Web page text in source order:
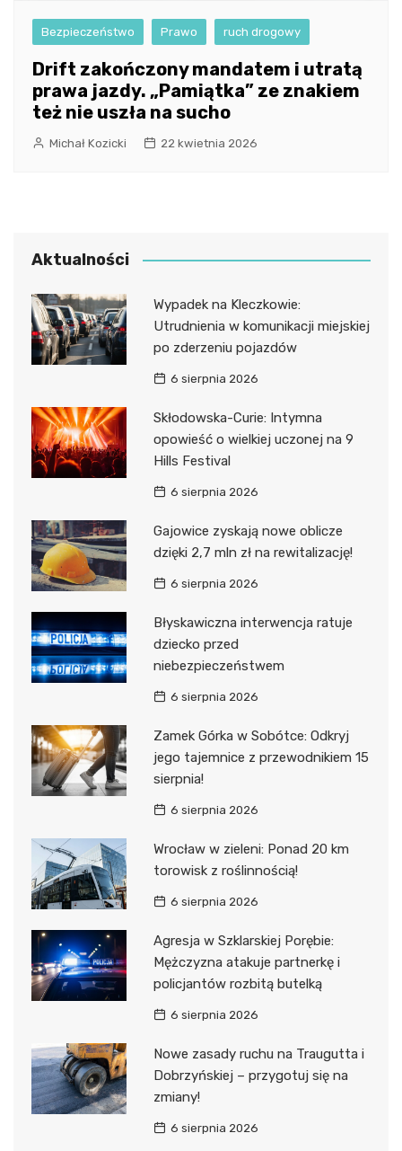
Bezpieczeństwo Prawo ruch drogowy
Drift zakończony mandatem i utratą
prawa jazdy. „Pamiątka” ze znakiem
też nie uszła na sucho
Michał Kozicki 22 kwietnia 2026
Aktualności
Wypadek na Kleczkowie:
Utrudnienia w komunikacji miejskiej
po zderzeniu pojazdów
6 sierpnia 2026
Skłodowska-Curie: Intymna
opowieść o wielkiej uczonej na 9
Hills Festival
6 sierpnia 2026
Gajowice zyskają nowe oblicze
dzięki 2,7 mln zł na rewitalizację!
6 sierpnia 2026
Błyskawiczna interwencja ratuje
dziecko przed
niebezpieczeństwem
6 sierpnia 2026
Zamek Górka w Sobótce: Odkryj
jego tajemnice z przewodnikiem 15
sierpnia!
6 sierpnia 2026
Wrocław w zieleni: Ponad 20 km
torowisk z roślinnością!
6 sierpnia 2026
Agresja w Szklarskiej Porębie:
Mężczyzna atakuje partnerkę i
policjantów rozbitą butelką
6 sierpnia 2026
Nowe zasady ruchu na Traugutta i
Dobrzyńskiej – przygotuj się na
zmiany!
6 sierpnia 2026